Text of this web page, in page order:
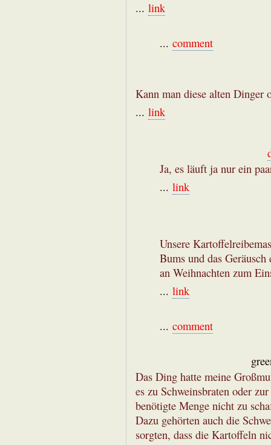
... link
... comment
Kann man diese alten Dinger
... link
Ja, es läuft ja nur ein
... link
Unsere
Bums und das
an Weihnachten zum
... link
... comment
Das Ding hatte meine
es zu Schweinsbraten oder
benötigte Menge nicht zu
Dazu gehörten auch die
sorgten, dass die Kartoffeln